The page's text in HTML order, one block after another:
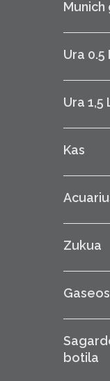
Ura 0.5
Ura 1,5
Kas
Zukua
botila